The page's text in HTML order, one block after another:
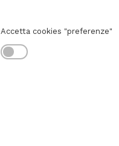
Accetta cookies "preferenze"